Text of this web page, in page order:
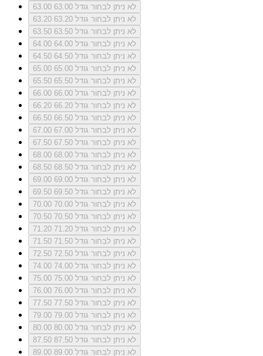
63.00
לא ניתן לבחור גודל 63.00
63.20
לא ניתן לבחור גודל 63.20
63.50
לא ניתן לבחור גודל 63.50
64.00
לא ניתן לבחור גודל 64.00
64.50
לא ניתן לבחור גודל 64.50
65.00
לא ניתן לבחור גודל 65.00
65.50
לא ניתן לבחור גודל 65.50
66.00
לא ניתן לבחור גודל 66.00
66.20
לא ניתן לבחור גודל 66.20
66.50
לא ניתן לבחור גודל 66.50
67.00
לא ניתן לבחור גודל 67.00
67.50
לא ניתן לבחור גודל 67.50
68.00
לא ניתן לבחור גודל 68.00
68.50
לא ניתן לבחור גודל 68.50
69.00
לא ניתן לבחור גודל 69.00
69.50
לא ניתן לבחור גודל 69.50
70.00
לא ניתן לבחור גודל 70.00
70.50
לא ניתן לבחור גודל 70.50
71.20
לא ניתן לבחור גודל 71.20
71.50
לא ניתן לבחור גודל 71.50
72.50
לא ניתן לבחור גודל 72.50
74.00
לא ניתן לבחור גודל 74.00
75.00
לא ניתן לבחור גודל 75.00
76.00
לא ניתן לבחור גודל 76.00
77.50
לא ניתן לבחור גודל 77.50
79.00
לא ניתן לבחור גודל 79.00
80.00
לא ניתן לבחור גודל 80.00
87.50
לא ניתן לבחור גודל 87.50
89.00
לא ניתן לבחור גודל 89.00